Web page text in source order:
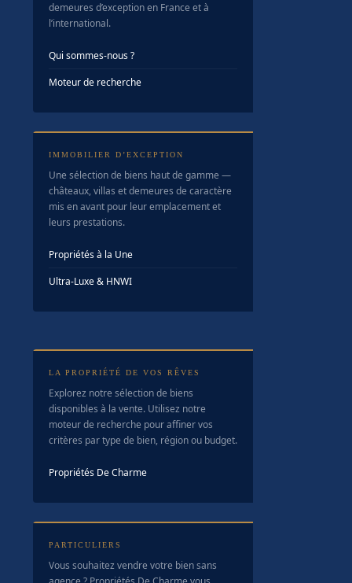
demeures d’exception en France et à
l’international.
Qui sommes-nous ?
Moteur de recherche
IMMOBILIER D’EXCEPTION
Une sélection de biens haut de gamme —
châteaux, villas et demeures de caractère
mis en avant pour leur emplacement et
leurs prestations.
Propriétés à la Une
Ultra-Luxe & HNWI
LA PROPRIÉTÉ DE VOS RÊVES
Explorez notre sélection de biens
disponibles à la vente. Utilisez notre
moteur de recherche pour affiner vos
critères par type de bien, région ou budget.
Propriétés De Charme
PARTICULIERS
Vous souhaitez vendre votre bien sans